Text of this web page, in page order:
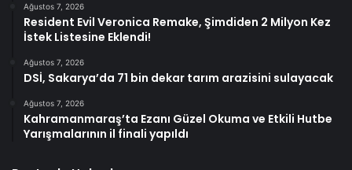
Ağustos 7, 2026
Resident Evil Veronica Remake, Şimdiden 2 Milyon Kez
İstek Listesine Eklendi!
Ağustos 7, 2026
DSİ, Sakarya’da 71 bin dekar tarım arazisini sulayacak
Ağustos 7, 2026
Kahramanmaraş’ta Ezanı Güzel Okuma ve Etkili Hutbe
Yarışmalarının il finali yapıldı